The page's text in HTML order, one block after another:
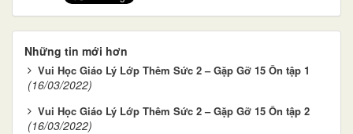
Những tin mới hơn
Vui Học Giáo Lý Lớp Thêm Sức 2 – Gặp Gỡ 15 Ôn tập 1
(16/03/2022)
Vui Học Giáo Lý Lớp Thêm Sức 2 – Gặp Gỡ 15 Ôn tập 2
(16/03/2022)